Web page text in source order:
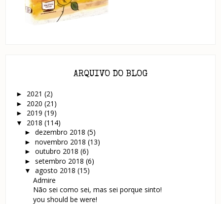
ARQUIVO DO BLOG
► 2021(2)
► 2020(21)
► 2019(19)
▼ 2018(114)
► dezembro 2018 (5)
► novembro 2018 (13)
► outubro 2018 (6)
► setembro 2018 (6)
▼ agosto 2018 (15)
Admire
Não sei como sei, mas sei porque sinto!
you should be were!